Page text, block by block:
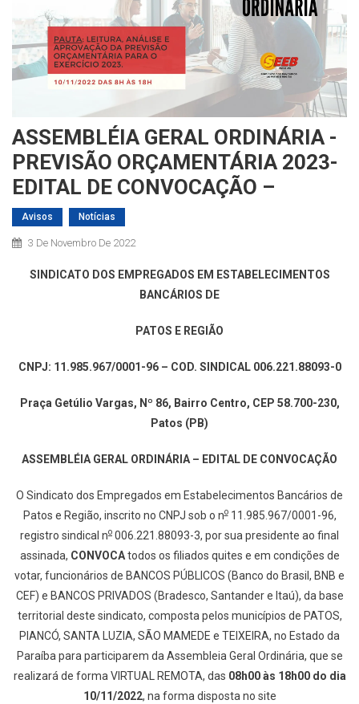
ASSEMBLÉIA GERAL ORDINÁRIA -
PREVISÃO ORÇAMENTÁRIA 2023-
EDITAL DE CONVOCAÇÃO –
Avisos Notícias
3 De Novembro De 2022
SINDICATO DOS EMPREGADOS EM ESTABELECIMENTOS
BANCÁRIOS DE
PATOS E REGIÃO
CNPJ: 11.985.967/0001-96 – COD. SINDICAL 006.221.88093-0
Praça Getúlio Vargas, Nº 86, Bairro Centro, CEP 58.700-230,
Patos (PB)
ASSEMBLÉIA GERAL ORDINÁRIA – EDITAL DE CONVOCAÇÃO
O Sindicato dos Empregados em Estabelecimentos Bancários de
Patos e Região, inscrito no CNPJ sob o no11.985.967/0001-96,
registro sindical no 006.221.88093-3, por sua presidente ao final
assinada, CONVOCAtodos os filiados quites e em condições de
votar, funcionários de BANCOS PÚBLICOS (Banco do Brasil, BNB e
CEF) e BANCOS PRIVADOS (Bradesco, Santander e Itaú), da base
territorial deste sindicato, composta pelos municípios de PATOS,
PIANCÓ, SANTA LUZIA, SÃO MAMEDE e TEIXEIRA, no Estado da
Paraíba para participarem da Assembleia Geral Ordinária, que se
realizará de forma VIRTUAL REMOTA, das 08h00 às 18h00 do dia
10/11/2022, na forma disposta no site